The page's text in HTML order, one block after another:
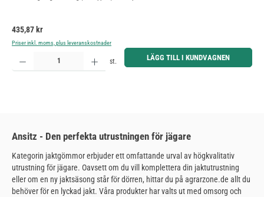
Ordinarie pris:
435,87 kr
Priser inkl. moms, plus leveranskostnader
Produktkvantitet: Ange önskat belopp eller använd knapparna för att öka eller minska kvantiteten.
st. LÄGG TILL I KUNDVAGNEN
Ansitz - Den perfekta utrustningen för jägare
Kategorin jaktgömmor erbjuder ett omfattande urval av högkvalitativ
utrustning för jägare. Oavsett om du vill komplettera din jaktutrustning
eller om en ny jaktsäsong står för dörren, hittar du på agrarzone.de allt du
behöver för en lyckad jakt. Våra produkter har valts ut med omsorg och